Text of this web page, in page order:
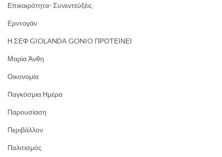
Επικαιρότητα- Συνεντεύξέις
Ερντογάν
Η ΣΕΦ GIOLANDA GONIO ΠΡΟΤΕΙΝΕΙ
Μαρία Άνθη
Οικονομία
Παγκόσμια Ημέρα
Παρουσίαση
Περιβάλλον
Πολιτισμός